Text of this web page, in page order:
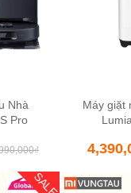
Nhà
Pro
₫
Máy giặt
SALE